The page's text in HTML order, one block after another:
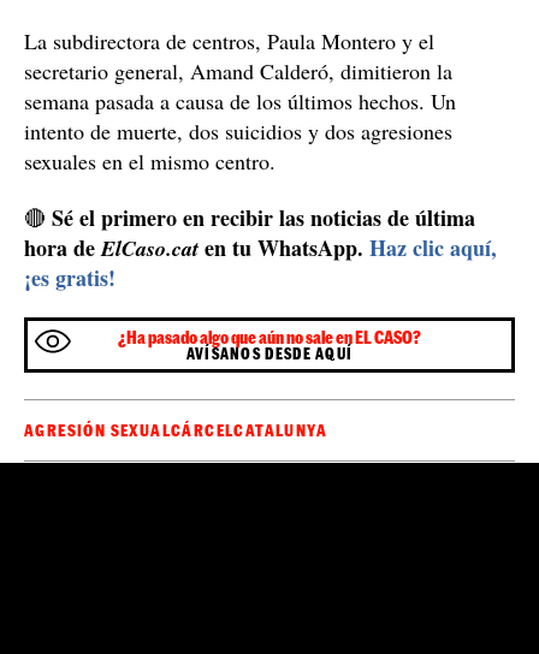
La subdirectora de centros, Paula Montero y el
secretario general, Amand Calderó, dimitieron la
semana pasada a causa de los últimos hechos. Un
intento de muerte, dos suicidios y dos agresiones
sexuales en el mismo centro.
🔴 Sé el primero en recibir las noticias de última
hora deElCaso.cat en tu WhatsApp. Haz clic aquí,
¡es gratis!
¿Ha pasado algo que aún no sale en EL CASO?
AVÍSANOS DESDE AQUÍ
AGRESIÓN SEXUALCÁRCELCATALUNYA